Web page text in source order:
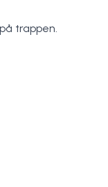
trappen.